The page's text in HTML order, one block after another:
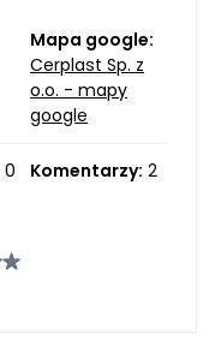
Mapa google:
Cerplast Sp. z
o.o. - mapy
google
0 Komentarzy: 2